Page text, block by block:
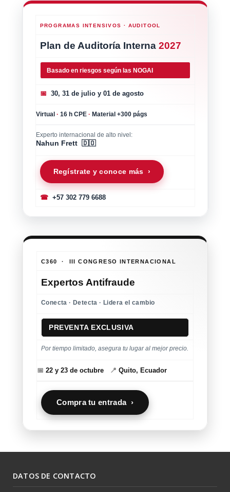
PROGRAMAS INTENSIVOS · AUDITOOL
Plan de Auditoría Interna 2027
Basado en riesgos según las NOGAI
📅 30, 31 de julio y 01 de agosto
Virtual · 16 h CPE · Material +300 págs
Experto internacional de alto nivel:
Nahun Frett 🇩🇴
Regístrate y conoce más ›
☎+57 302 779 6688
C360 · III CONGRESO INTERNACIONAL
Expertos Antifraude
Conecta · Detecta · Lidera el cambio
PREVENTA EXCLUSIVA
Por tiempo limitado, asegura tu lugar al mejor precio.
📅 22 y 23 de octubre 📍 Quito, Ecuador
Compra tu entrada ›
DATOS DE CONTACTO